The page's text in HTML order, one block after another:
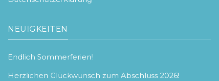
NEUIGKEITEN
Endlich Sommerferien!
Herzlichen Glückwunsch zum Abschluss 2026!